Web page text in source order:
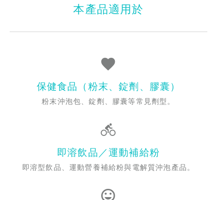
本產品適用於
保健食品（粉末、錠劑、膠囊）
粉末沖泡包、錠劑、膠囊等常見劑型。
即溶飲品／運動補給粉
即溶型飲品、運動營養補給粉與電解質沖泡產品。